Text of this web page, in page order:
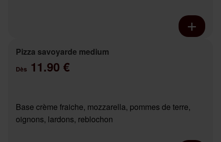
Pizza savoyarde medium
Dès 11.90 €
Base crème fraiche, mozzarella, pommes de terre,
oignons, lardons, reblochon